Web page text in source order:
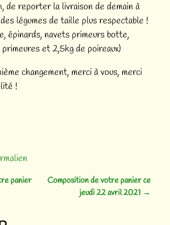
de reporter la livraison de demain à
légumes de taille plus respectable !
épinards, navets primeurs botte,
et 2,5kg de poireaux)
changement, merci à vous, merci
!
panier
Composition de votre panier ce
jeudi 22 avril 2021 →